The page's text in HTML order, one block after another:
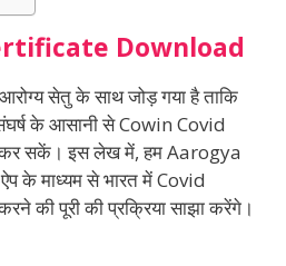
Download
सेतु के साथ जोड़ गया है ताकि
संघर्ष के आसानी से Cowin Covid
सकें। इस लेख में, हम Aarogya
के माध्यम से भारत में Covid
की पूरी की प्रक्रिया साझा करेंगे।